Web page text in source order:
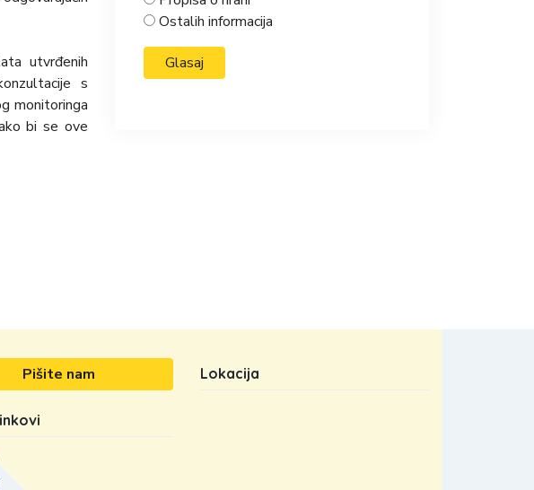
utvrđenih
s
monitoringa
bi se ove
Ostalih informacija
Pišite nam Lokacija